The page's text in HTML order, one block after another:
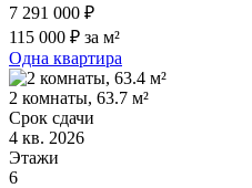
7 291 000 ₽
115 000 ₽ за м²
Одна квартира
2 комнаты, 63.7 м²
Срок сдачи
4 кв. 2026
Этажи
6